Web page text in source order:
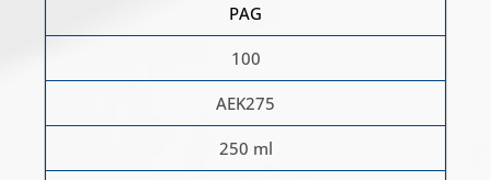
PAG
100
AEK275
250 ml